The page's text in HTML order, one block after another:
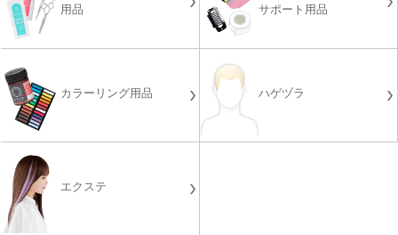
用品
サポート用品
カラーリング用品 ハゲヅラ
エクステ